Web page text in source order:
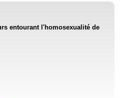
entourant l'homosexualité de